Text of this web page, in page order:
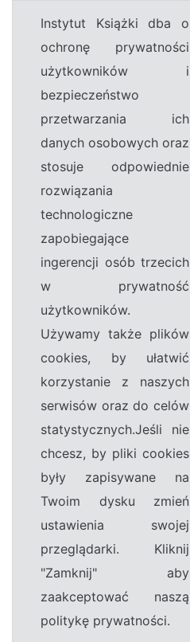
Instytut Książki dba o
ochronę prywatności
użytkowników i
bezpieczeństwo
przetwarzania ich
danych osobowych oraz
stosuje odpowiednie
rozwiązania
technologiczne
zapobiegające
ingerencji osób trzecich
w prywatność
użytkowników.
Używamy także plików
cookies, by ułatwić
korzystanie z naszych
serwisów oraz do celów
statystycznych.Jeśli nie
chcesz, by pliki cookies
były zapisywane na
Twoim dysku zmień
ustawienia swojej
przeglądarki. Kliknij
"Zamknij" aby
zaakceptować naszą
politykę prywatności.